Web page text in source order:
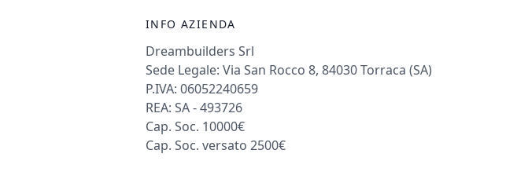
INFO AZIENDA
Dreambuilders Srl
Sede Legale: Via San Rocco 8, 84030 Torraca (SA)
P.IVA: 06052240659
REA: SA - 493726
Cap. Soc. 10000€
Cap. Soc. versato 2500€